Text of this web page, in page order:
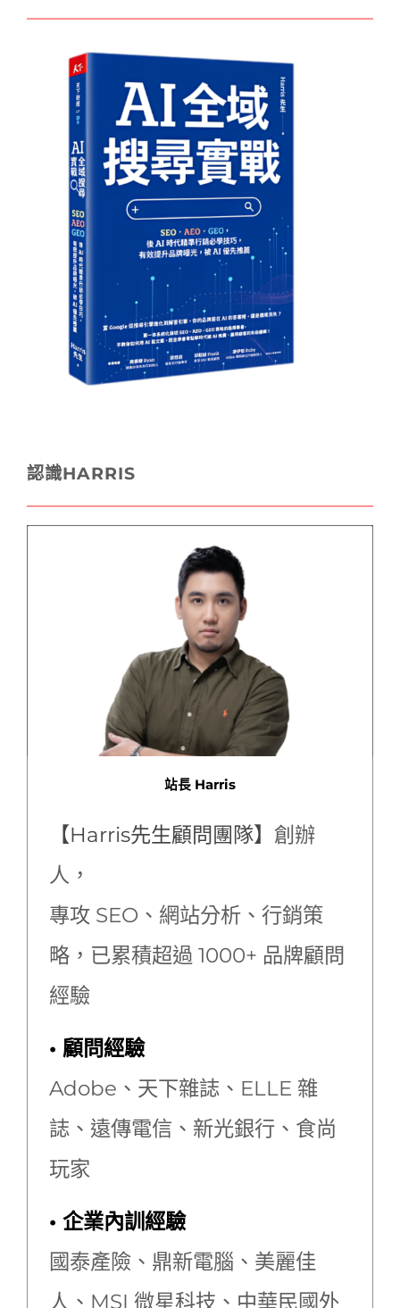
認識HARRIS
站長 Harris
【Harris先生顧問團隊】 創辦
人，
專攻 SEO、網站分析、行銷策
略，已累積超過 1000+ 品牌顧問
經驗
• 顧問經驗
Adobe、天下雜誌、ELLE 雜
誌、遠傳電信、新光銀行、食尚
玩家
• 企業內訓經驗
國泰產險、鼎新電腦、美麗佳
人、MSI 微星科技 、中華民國外